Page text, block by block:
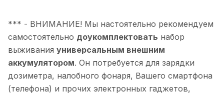
*** - ВНИМАНИЕ! Мы настоятельно рекомендуем
самостоятельно доукомплектовать набор
выживания универсальным внешним
аккумулятором. Он потребуется для зарядки
дозиметра, налобного фонаря, Вашего смартфона
(телефона) и прочих электронных гаджетов,